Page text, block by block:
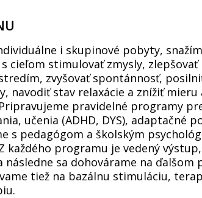
i skupinové pobyty,
s cieľom stimulovať zmysly,
zvyšovať spontánnosť,
navodiť stav relaxácie a znížiť mieru
pravidelné programy
učenia (ADHD, DYS), adaptačné
s pedagógom a školským
každého programu je vedený
sa dohovárame na ďalšom
tiež na bazálnu stimuláciu,